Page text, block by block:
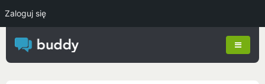
Zaloguj się